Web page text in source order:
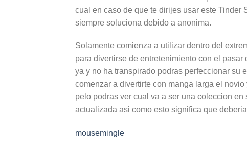
cual en caso de que te dirijes usar este Tinder
siempre soluciona debido a anonima.
Solamente comienza a utilizar dentro del
para divertirse de entretenimiento con el
ya y no ha transpirado podras perfeccionar su
comenzar a divertirte con manga larga el
pelo podras ver cual va a ser una coleccion
actualizada asi­ como esto significa que
mousemingle